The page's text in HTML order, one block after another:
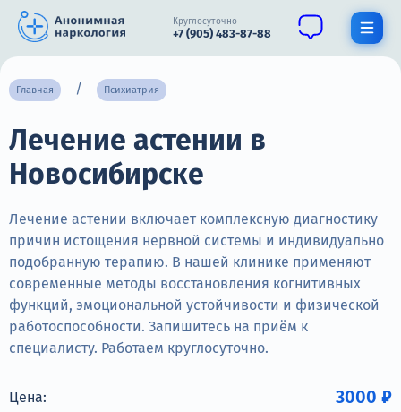
Круглосуточно
+7 (905) 483-87-88
О нас
Наркомания
Нарколог
Стационар
Психиатрия
Главная Психиатрия
Лечение астении в
Новосибирске
Лечение астении включает комплексную диагностику
причин истощения нервной системы и индивидуально
подобранную терапию. В нашей клинике применяют
современные методы восстановления когнитивных
функций, эмоциональной устойчивости и физической
работоспособности. Запишитесь на приём к
специалисту. Работаем круглосуточно.
Цена: 3000 ₽